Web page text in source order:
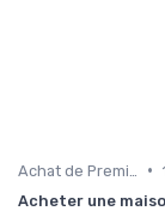
•
Acheter une